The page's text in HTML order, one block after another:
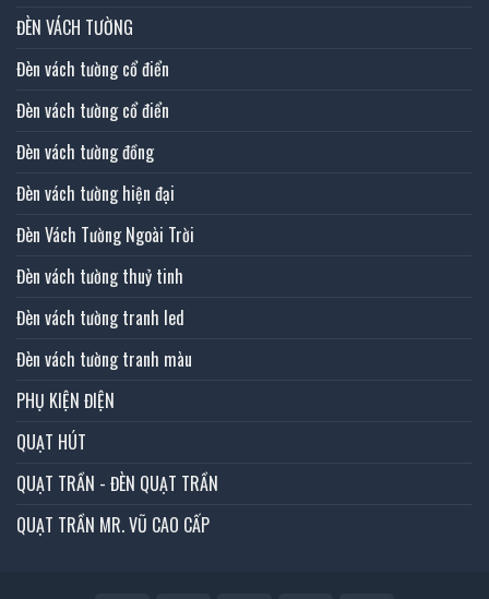
ĐÈN VÁCH TƯỜNG
Đèn vách tường cổ điển
Đèn vách tường cổ điển
Đèn vách tường đồng
Đèn vách tường hiện đại
Đèn Vách Tường Ngoài Trời
Đèn vách tường thuỷ tinh
Đèn vách tường tranh led
Đèn vách tường tranh màu
PHỤ KIỆN ĐIỆN
QUẠT HÚT
QUẠT TRẦN - ĐÈN QUẠT TRẦN
QUẠT TRẦN MR. VŨ CAO CẤP